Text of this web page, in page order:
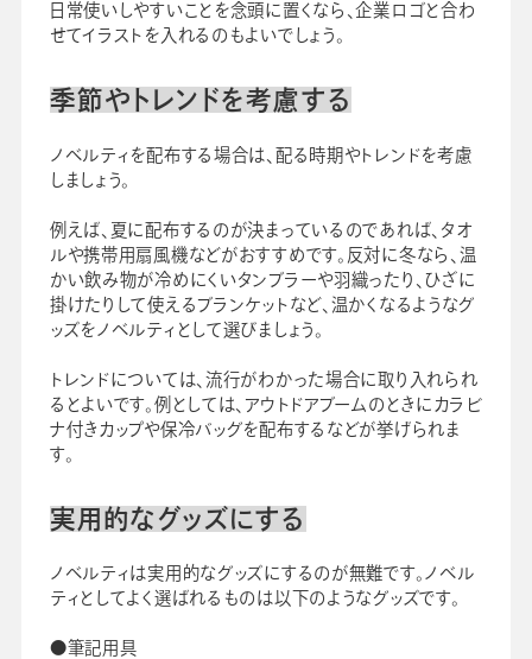
日常使いしやすいことを念頭に置くなら、企業ロゴと合わ
せてイラストを入れるのもよいでしょう。
季節やトレンドを考慮する
ノベルティを配布する場合は、配る時期やトレンドを考慮
しましょう。
例えば、夏に配布するのが決まっているのであれば、タオ
ルや携帯用扇風機などがおすすめです。反対に冬なら、温
かい飲み物が冷めにくいタンブラーや羽織ったり、ひざに
掛けたりして使えるブランケットなど、温かくなるようなグ
ッズをノベルティとして選びましょう。
トレンドについては、流行がわかった場合に取り入れられ
るとよいです。例としては、アウトドアブームのときにカラビ
ナ付きカップや保冷バッグを配布するなどが挙げられま
す。
実用的なグッズにする
ノベルティは実用的なグッズにするのが無難です。ノベル
ティとしてよく選ばれるものは以下のようなグッズです。
●筆記用具